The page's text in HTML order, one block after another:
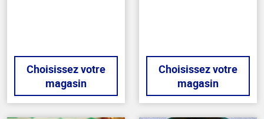
Choisissez votre
magasin
Choisissez votre
magasin